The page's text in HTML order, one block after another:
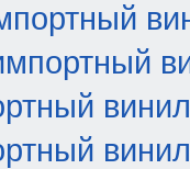
винил
винил